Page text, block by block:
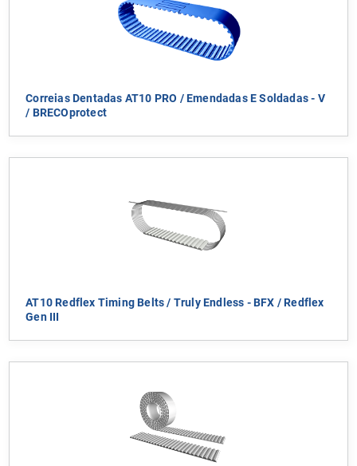
Correias Dentadas AT10 PRO / Emendadas E Soldadas - V
/ BRECOprotect
AT10 Redflex Timing Belts / Truly Endless - BFX / Redflex
Gen III